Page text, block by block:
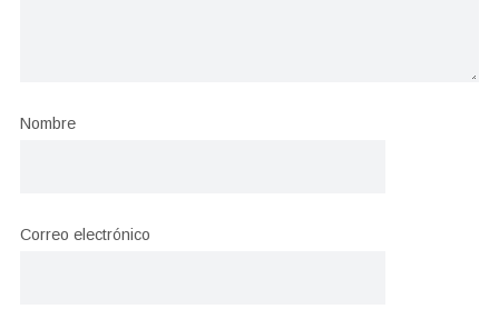
Nombre
Correo electrónico